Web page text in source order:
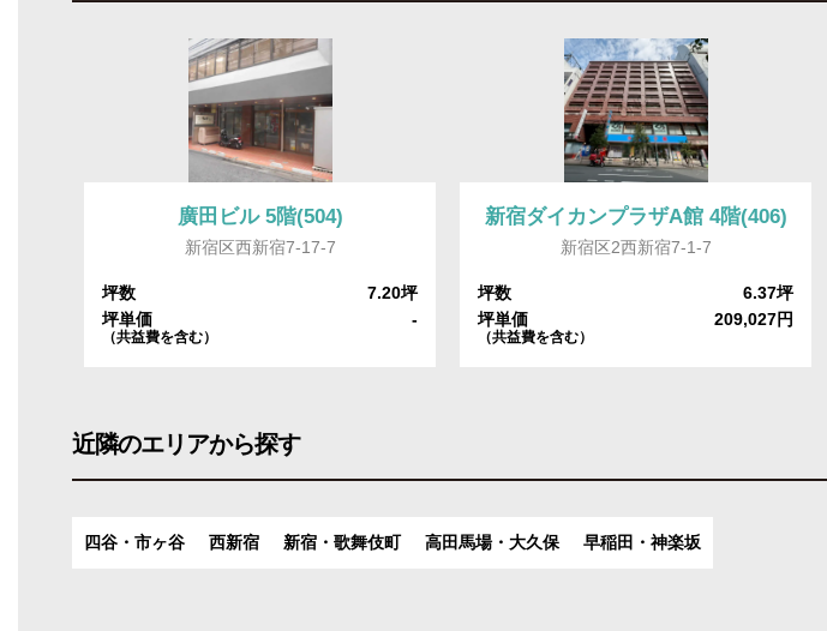
廣田ビル 5階(504)
新宿区西新宿7-17-7
坪数
7.20坪
坪単価
（共益費を含む）
-
新宿ダイカンプラザA館 4階(406)
新宿区2西新宿7-1-7
坪数
6.37坪
坪単価
（共益費を含む）
209,027円
近隣のエリアから探す
四谷・市ヶ谷 西新宿 新宿・歌舞伎町 高田馬場・大久保 早稲田・神楽坂